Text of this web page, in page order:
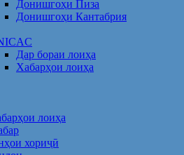
Донишгоҳи Пиза
Донишгоҳи Кантабрия
Дар бораи лоиҳа
Хабарҳои лоиҳа
лоиҳа
хориҷӣ